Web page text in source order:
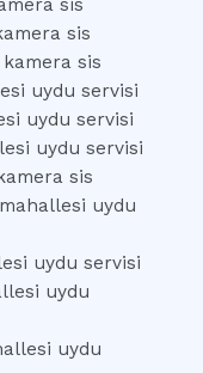
sis
sis
sis
uydu servisi
uydu servisi
uydu servisi
sis
uydu
uydu servisi
uydu
uydu